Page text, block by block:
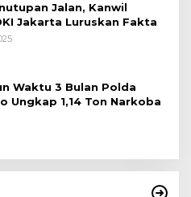
Jalan, Kanwil
Jakarta Luruskan Fakta
Waktu 3 Bulan Polda
Ungkap 1,14 Ton Narkoba